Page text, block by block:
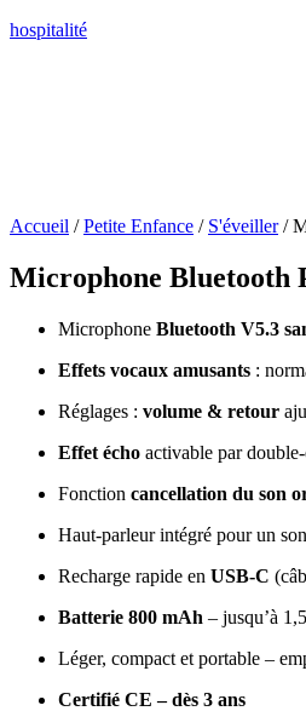
hospitalité
Accueil /Petite Enfance / S'éveiller/
Microphone Bluetooth
Microphone Bluetooth V5.3
Effets vocaux amusants :
Réglages : volume & retour
Effet écho activable par
Fonction cancellation du son
Haut-parleur intégré pour un
Recharge rapide en USB-C
Batterie 800 mAh – jusqu’à
Léger, compact et portable –
Certifié CE – dès 3 ans